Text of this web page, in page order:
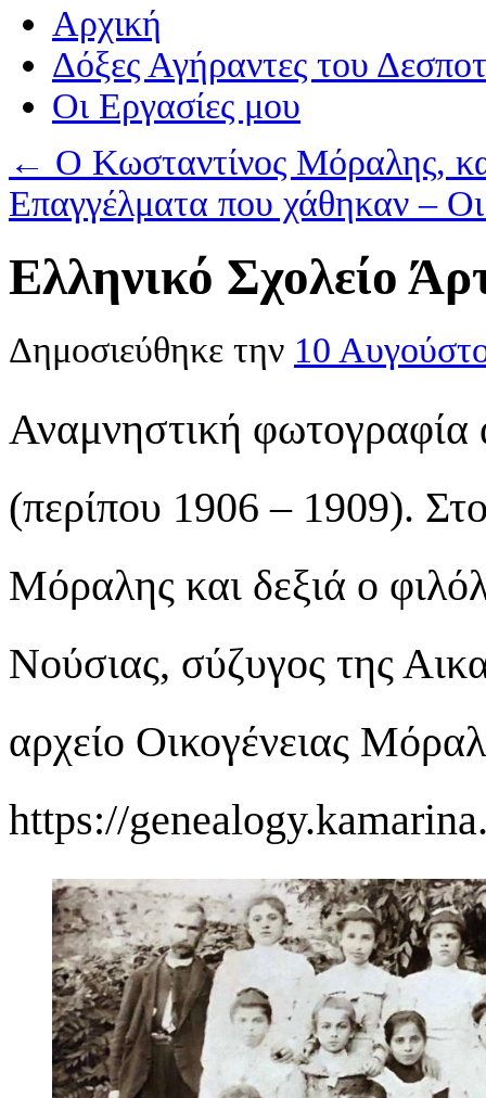
Αρχική
Δόξες Αγήραντες του
Οι Eργασίες μου
← Ο Κωσταντίνος Μόραλης,
Επαγγέλματα που χάθηκαν –
Ελληνικό Σχολείο
Δημοσιεύθηκε την 10
Αναμνηστική φωτογραφία
(περίπου 1906 – 1909).
Μόραλης και δεξιά ο
Νούσιας, σύζυγος της
αρχείο Οικογένειας
https://